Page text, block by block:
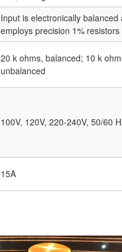
Input is electronically balanced
employs precision 1% resistors
20 k ohms, balanced; 10 k
unbalanced
100V, 120V, 220-240V, 50/60
15A